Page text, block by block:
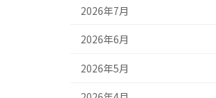
2026年7月
2026年6月
2026年5月